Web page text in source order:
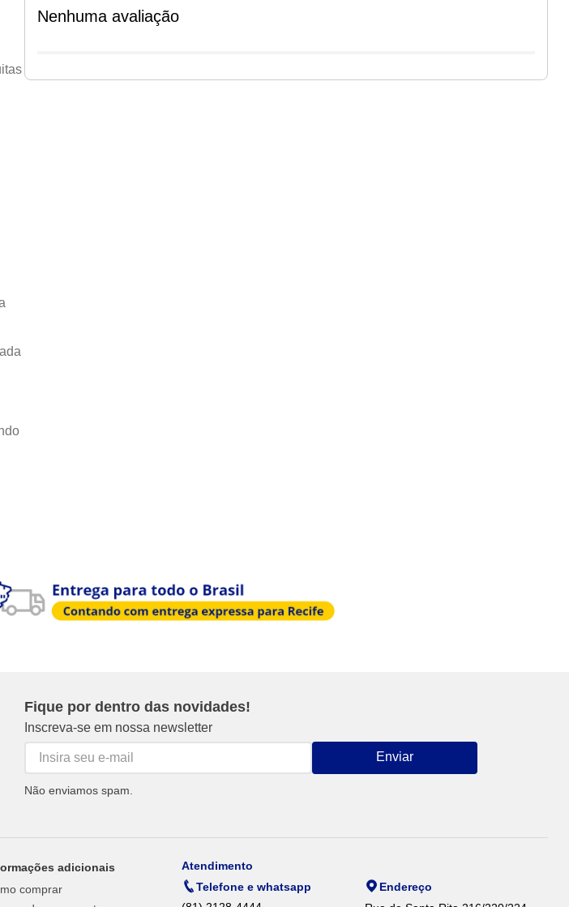
Nenhuma avaliação
Fique por dentro das novidades!
Inscreva-se em nossa newsletter
Enviar
Não enviamos spam.
adicionais
comprar
Atendimento
Telefone e whatsapp
Endereço